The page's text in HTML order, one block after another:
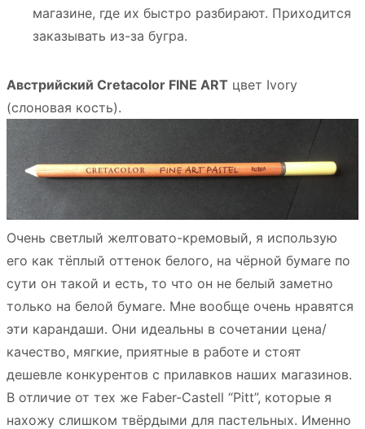
магазине, где их быстро разбирают. Приходится
заказывать из-за бугра.
Австрийский Cretacolor FINE ART цвет Ivory
(слоновая кость).
Очень светлый желтовато-кремовый, я использую
его как тёплый оттенок белого, на чёрной бумаге по
сути он такой и есть, то что он не белый заметно
только на белой бумаге. Мне вообще очень нравятся
эти карандаши. Они идеальны в сочетании цена/
качество, мягкие, приятные в работе и стоят
дешевле конкурентов с прилавков наших магазинов.
В отличие от тех же Faber-Castell “Pitt”, которые я
нахожу слишком твёрдыми для пастельных. Именно